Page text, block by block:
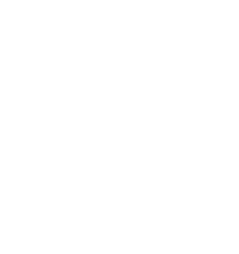
CB Fuente Palmera se ha impuesto
Guadalquivir.